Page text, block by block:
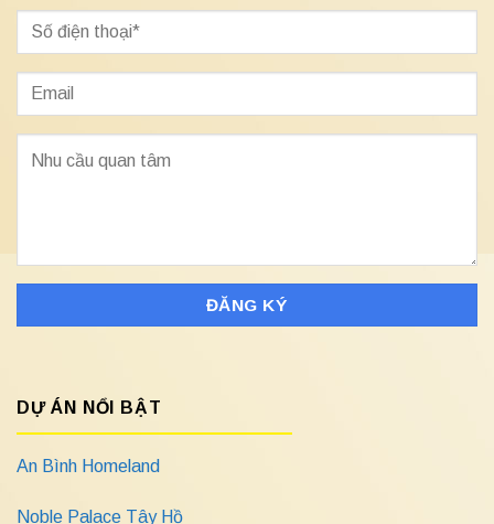
DỰ ÁN NỔI BẬT
An Bình Homeland
Noble Palace Tây Hồ